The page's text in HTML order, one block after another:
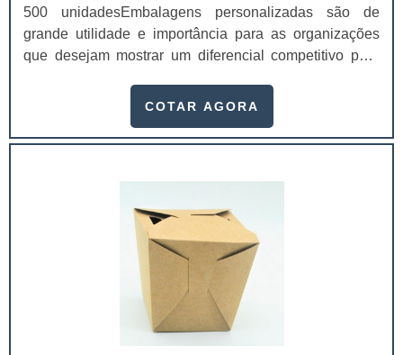
500 unidadesEmbalagens personalizadas são de
grande utilidade e importância para as organizações
que desejam mostrar um diferencial competitivo para
elementos de comunicação entre o consumidor, produto
formato de cartucho para estimular seu público a
customizações que enaltecem uma boa identidade
visual para a marca.Isso ocorre com o cartucho
personalizado para produtos, pois através deles é
possível criar invólucros ideais para agregar valor ao
seu produto. Estes valores podem ser emocionais, mas
geram reflexos práticos bastante objetivos
como: Percepção de
funcionalidade;Identidade;Personalidade;Fidelidade à
COTAR AGORA